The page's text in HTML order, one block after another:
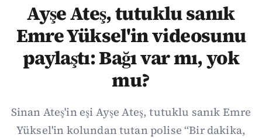
Ayşe Ateş, tutuklu sanık
Emre Yüksel'in videosunu
paylaştı: Bağı var mı, yok
mu?
Sinan Ateş'in eşi Ayşe Ateş, tutuklu sanık Emre
Yüksel'in kolundan tutan polise “Bir dakika,